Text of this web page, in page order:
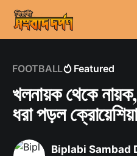
FOOTBALL Featured
খলনায়ক থেকে
ধরা পড়ল
Biplabi Sambad